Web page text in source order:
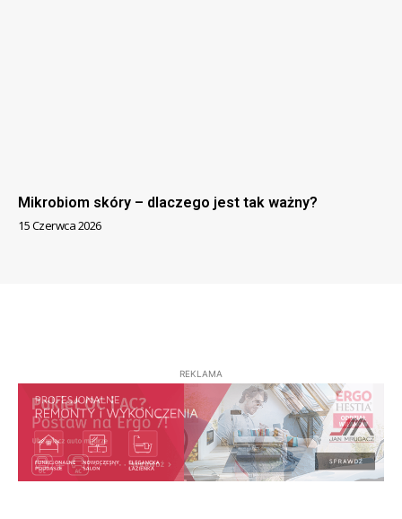
Mikrobiom skóry – dlaczego jest tak ważny?
15 Czerwca 2026
REKLAMA